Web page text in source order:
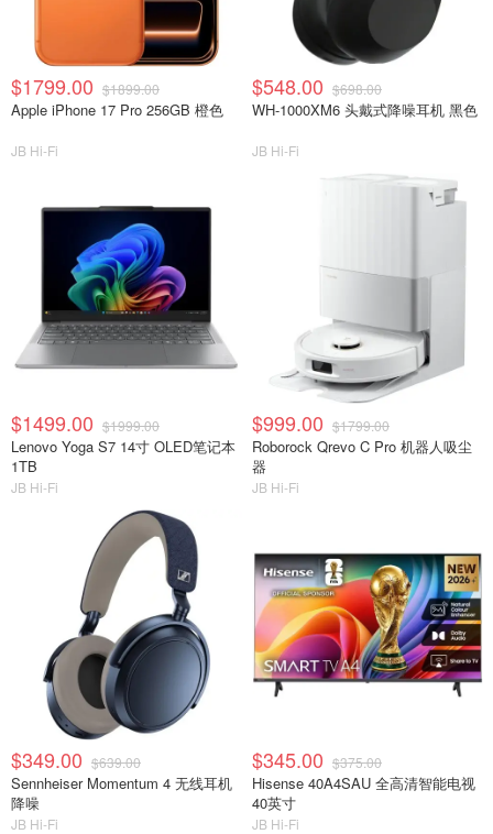
$1799.00 $1899.00
Apple iPhone 17 Pro 256GB 橙色
JB Hi-Fi
$548.00 $698.00
WH-1000XM6 头戴式降噪耳机 黑色
JB Hi-Fi
$1499.00 $1999.00
Lenovo Yoga S7 14寸 OLED笔记本
1TB
JB Hi-Fi
$999.00 $1799.00
Roborock Qrevo C Pro 机器人吸尘
器
JB Hi-Fi
$349.00 $639.00
Sennheiser Momentum 4 无线耳机
降噪
JB Hi-Fi
$345.00 $375.00
Hisense 40A4SAU 全高清智能电视
40英寸
JB Hi-Fi